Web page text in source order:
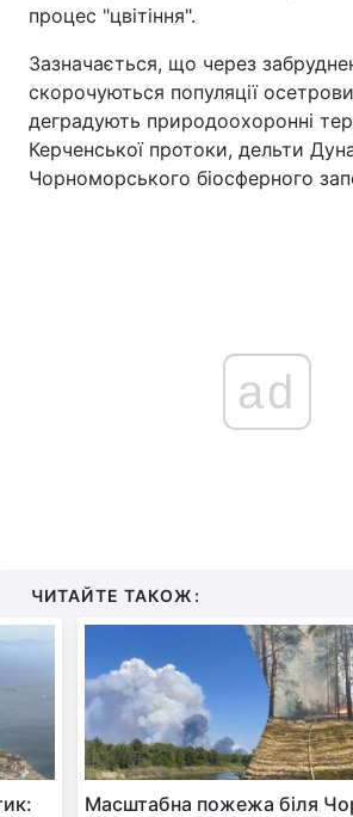
процес "цвітіння".
Зазначається, що через
скорочуються популяції
деградують природоохоронні
Керченської протоки, дельти
Чорноморського біосферного
ad
ЧИТАЙТЕ ТАКОЖ:
Масштабна пожежа біля